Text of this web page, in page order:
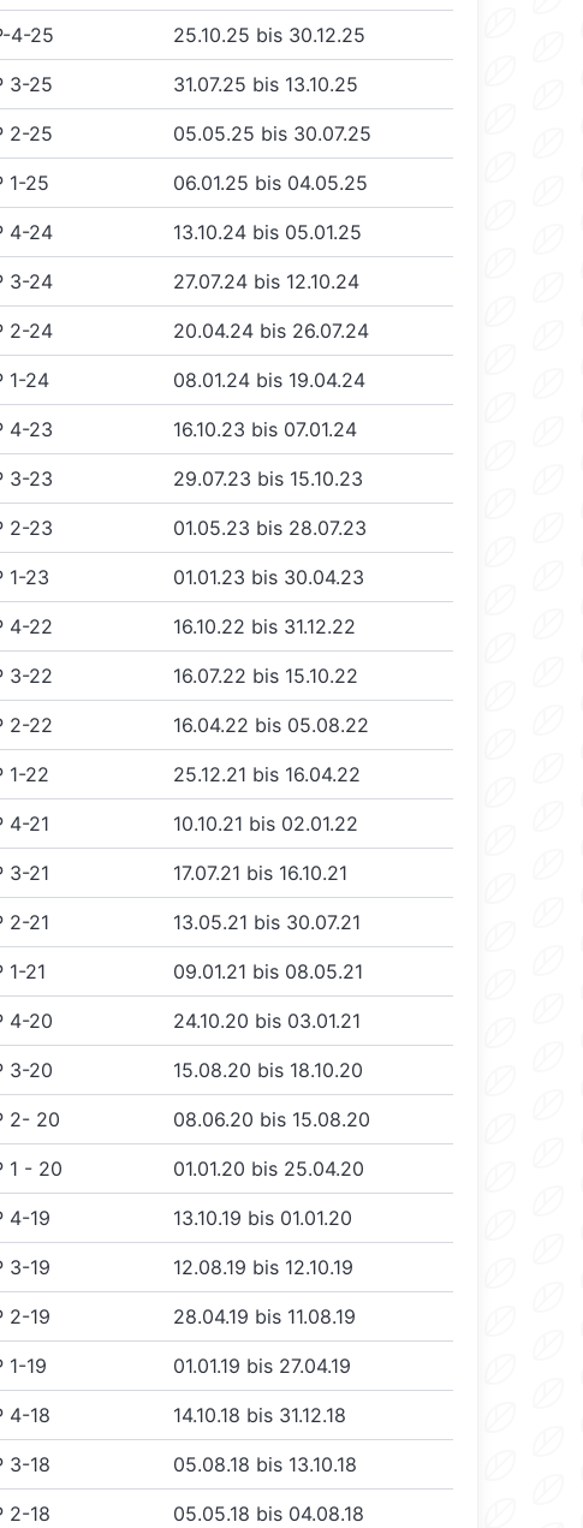
4-25 25.10.25 bis 30.12.25
3-25 31.07.25 bis 13.10.25
2-25 05.05.25 bis 30.07.25
1-25 06.01.25 bis 04.05.25
4-24 13.10.24 bis 05.01.25
3-24 27.07.24 bis 12.10.24
2-24 20.04.24 bis 26.07.24
1-24 08.01.24 bis 19.04.24
4-23 16.10.23 bis 07.01.24
3-23 29.07.23 bis 15.10.23
2-23 01.05.23 bis 28.07.23
1-23 01.01.23 bis 30.04.23
4-22 16.10.22 bis 31.12.22
3-22 16.07.22 bis 15.10.22
2-22 16.04.22 bis 05.08.22
1-22 25.12.21 bis 16.04.22
4-21 10.10.21 bis 02.01.22
3-21 17.07.21 bis 16.10.21
2-21 13.05.21 bis 30.07.21
1-21 09.01.21 bis 08.05.21
4-20 24.10.20 bis 03.01.21
3-20 15.08.20 bis 18.10.20
2- 20 08.06.20 bis 15.08.20
1 - 20 01.01.20 bis 25.04.20
4-19 13.10.19 bis 01.01.20
3-19 12.08.19 bis 12.10.19
2-19 28.04.19 bis 11.08.19
1-19 01.01.19 bis 27.04.19
4-18 14.10.18 bis 31.12.18
3-18 05.08.18 bis 13.10.18
2-18 05.05.18 bis 04.08.18